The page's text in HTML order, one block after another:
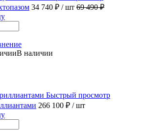
34 740 ₽ / шт 69 490 ₽
В наличии
Быстрый просмотр
266 100 ₽ / шт